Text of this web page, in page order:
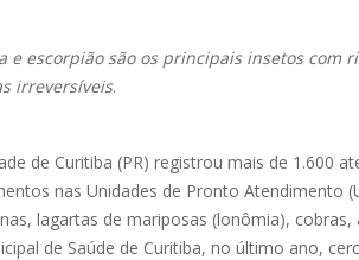
e escorpião são os principais insetos com
irreversíveis.
de Curitiba (PR) registrou mais de 1.600
nas Unidades de Pronto Atendimento
lagartas de mariposas (lonômia),
de Saúde de Curitiba, no último ano,